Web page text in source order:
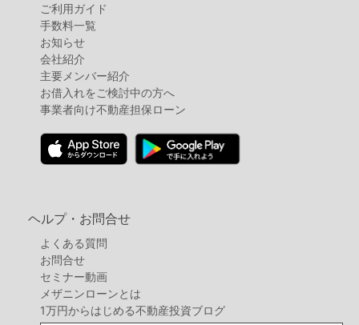
ご利用ガイド
手数料一覧
お知らせ
会社紹介
主要メンバー紹介
お借入れをご検討中の方へ
事業者向け不動産担保ローン
ヘルプ・お問合せ
よくある質問
お問合せ
セミナー動画
メザニンローンとは
1万円からはじめる不動産投資ブログ